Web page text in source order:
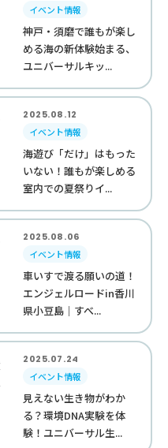
イベント情報
神戸・須磨で誰もが楽し
める海の新体験始まる、
ユニバーサルキッ...
2025.08.12
イベント情報
海遊び「だけ」はもった
いない！誰もが楽しめる
室内での夏祭りイ...
2025.08.06
イベント情報
車いすで渡る願いの道！
エンジェルロードin香川
県小豆島｜すべ...
2025.07.24
イベント情報
見えない生き物がわか
る？環境DNA実験を体
験！ユニバーサル生...